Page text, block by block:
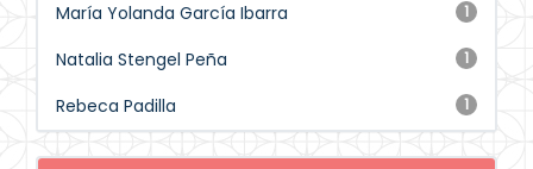
1
María Yolanda García Ibarra
1
Natalia Stengel Peña
1
Rebeca Padilla